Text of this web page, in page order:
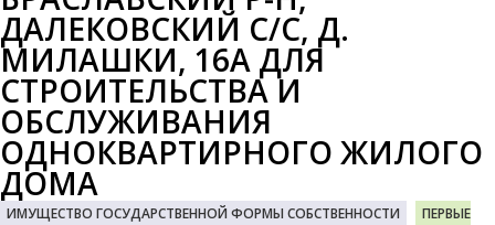
ДАЛЕКОВСКИЙ С/С, Д.
МИЛАШКИ, 16А ДЛЯ
СТРОИТЕЛЬСТВА И
ОБСЛУЖИВАНИЯ
ОДНОКВАРТИРНОГО ЖИЛОГО
ДОМА
ИМУЩЕСТВО ГОСУДАРСТВЕННОЙ ФОРМЫ СОБСТВЕННОСТИ
ПЕРВЫЕ